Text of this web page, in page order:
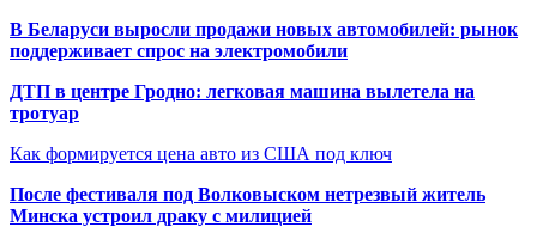
В Беларуси выросли продажи новых автомобилей: рынок
поддерживает спрос на электромобили
ДТП в центре Гродно: легковая машина вылетела на
тротуар
Как формируется цена авто из США под ключ
После фестиваля под Волковыском нетрезвый житель
Минска устроил драку с милицией